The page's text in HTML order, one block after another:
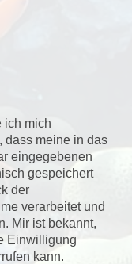
ich mich
dass meine in das
eingegebenen
gespeichert
der
verarbeitet und
Mir ist bekannt,
Einwilligung
kann.